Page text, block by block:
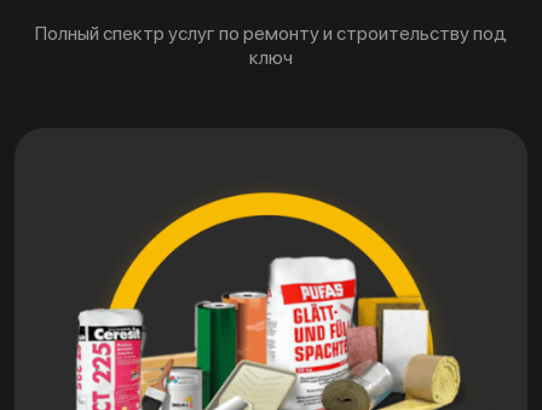
Полный спектр услуг по ремонту и строительству под
ключ